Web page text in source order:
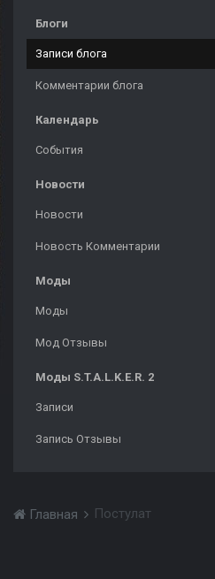
Блоги
Записи блога
Комментарии блога
Календарь
События
Новости
Новости
Новость Комментарии
Моды
Моды
Мод Отзывы
Моды S.T.A.L.K.E.R. 2
Записи
Запись Отзывы
Главная Постулат